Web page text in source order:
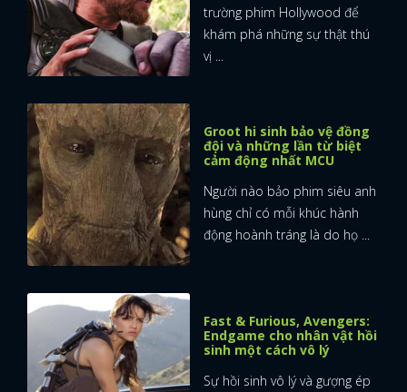
trường phim Hollywood để
khám phá những sự thật thú
vị ...
Groot hi sinh bảo vệ đồng
đội và những lần từ biệt
cảm động nhất MCU
Người nào bảo phim siêu anh
hùng chỉ có mỗi khúc hành
động hoành tráng là do họ ...
Fast & Furious, Avengers:
Endgame cho nhân vật hồi
sinh một cách vô lý
Sự hồi sinh vô lý và gượng ép